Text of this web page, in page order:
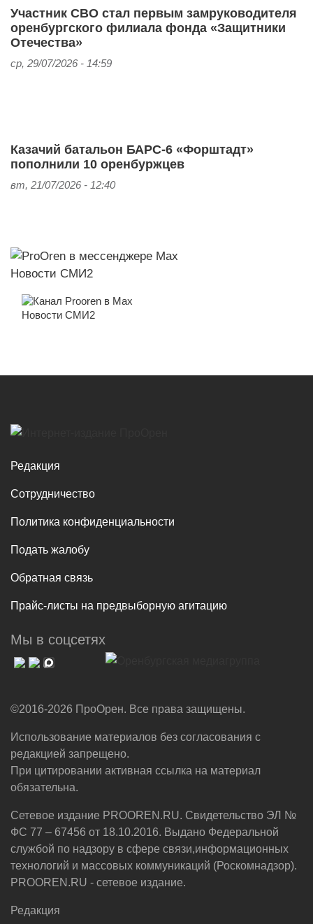
Участник СВО стал первым замруководителя
оренбургского филиала фонда «Защитники
Отечества»
ср, 29/07/2026 - 14:59
Казачий батальон БАРС-6 «Форштадт»
пополнили 10 оренбуржцев
вт, 21/07/2026 - 12:40
Новости СМИ2
Новости СМИ2
Редакция
Сотрудничество
Политика конфиденциальности
Подать жалобу
Обратная связь
Прайс-листы на предвыборную агитацию
Мы в соцсетях
©2016-2026 ПроОрен. Все права защищены.
Использование материалов без согласования с
редакцией запрещено.
При цитировании активная ссылка на материал
обязательна.
Сетевое издание PROOREN.RU. Свидетельство ЭЛ №
ФС 77 – 67456 от 18.10.2016. Выдано Федеральной
службой по надзору в сфере связи,информационных
технологий и массовых коммуникаций (Роскомнадзор).
PROOREN.RU - сетевое издание.
Редакция